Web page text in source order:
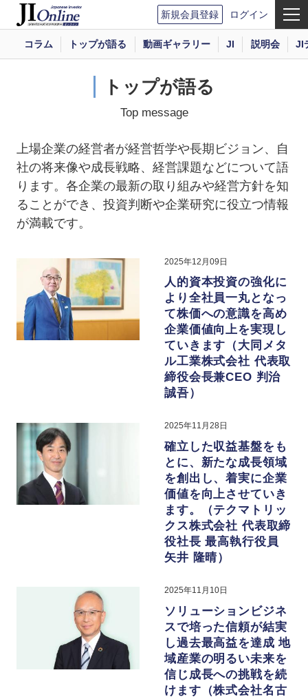
新規会員登録 ログイン
コラム トップが語る 動画ギャラリー JI 説明会 JI
トップが語る
Top message
上場企業の経営者が経営哲学や長期ビジョン、自
社の将来像や成長戦略、経営課題などについて語
ります。各企業の最新の取り組みや経営方針を知
ることができ、投資判断や企業研究に役立つ情報
が満載です。
2025年12月09日
人的資本投資の強化に
より全社員一丸となっ
て株価への意識を高め
企業価値向上を実現し
ていきます（大同メタ
ル工業株式会社 代表取
締役会長兼CEO 判治
誠吾）
2025年11月28日
確立した収益基盤をも
とに、新たな成長領域
を創出し、着実に企業
価値を向上させていき
ます。（テクマトリッ
クス株式会社 代表取締
役社長 最高執行役員
矢井 隆晴）
2025年11月10日
ソリューションビジネ
スで培った信頼が結実
し過去最高益を達成 地
域産業の明るい未来を
信じ成長への挑戦を続
けます（株式会社名古